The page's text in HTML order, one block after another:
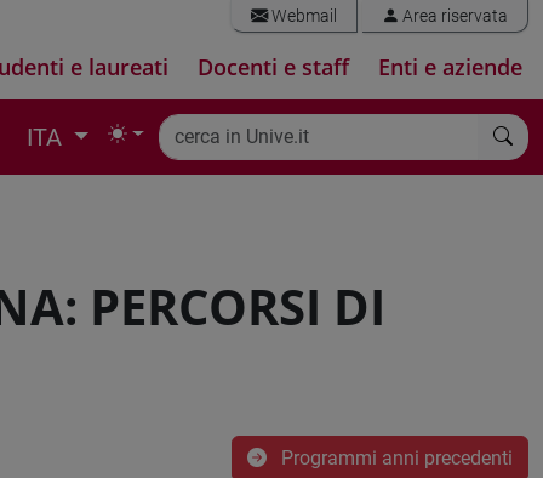
Webmail Area riservata
e laureati Docenti e staff Enti e aziende
ITA
PERCORSI DI
Programmi anni precedenti